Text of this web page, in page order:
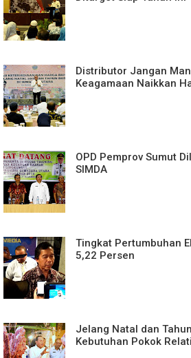
Distributor Jangan
Keagamaan Naikkan
OPD Pemprov Sumut
SIMDA
Tingkat Pertumbuhan
5,22 Persen
Jelang Natal dan
Kebutuhan Pokok